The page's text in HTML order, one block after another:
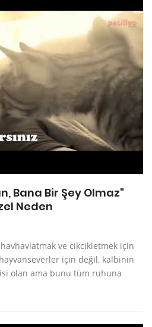
Bana Bir Şey Olmaz"
Neden
ve cikcikletmek için
için değil, kalbinin
olan ama bunu tüm ruhuna